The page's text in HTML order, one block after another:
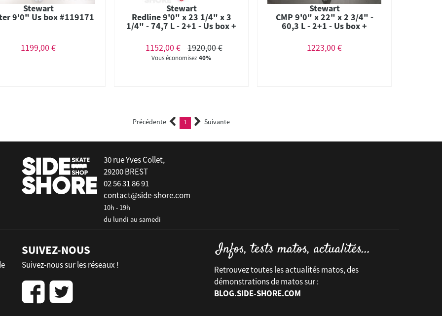
Stewart
9'0" Us box #119171
1199,00 €
Stewart
Redline 9'0" x 23 1/4" x 3
1/4" - 74,7 L - 2+1 - Us box +
1152,00 €
1920,00 €
Vous économisez40%
Stewart
CMP 9'0" x 22" x 2 3/4" -
60,3 L - 2+1 - Us box +
Futures #119182
1223,00 €
Précédente 1 (current)Suivante
30 rue Yves Collet,
29200 BREST
02 56 31 86 91
contact@side-shore.com
10h - 19h
du lundi au samedi
SUIVEZ-NOUS
Suivez-nous sur les réseaux !
Retrouvez toutes les actualités matos, des
démonstrations de matos sur :
BLOG.SIDE-SHORE.COM